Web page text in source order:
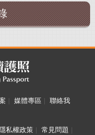
媒體專區
聯絡我
隱私權政策 常見問題